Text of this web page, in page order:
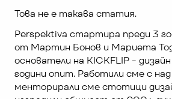
Това не е такава статия.
Perspektiva стартира преди 3
от Мартин Бонов и Мариета
основатели на KICKFLIP -
години опит. Работили сме с
менторирали сме стотици